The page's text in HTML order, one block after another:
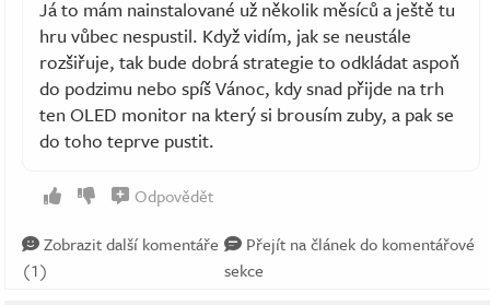
Já to mám nainstalované už několik měsíců a ještě tu
hru vůbec nespustil. Když vidím, jak se neustále
rozšiřuje, tak bude dobrá strategie to odkládat aspoň
do podzimu nebo spíš Vánoc, kdy snad přijde na trh
ten OLED monitor na který si brousím zuby, a pak se
do toho teprve pustit.
Odpovědět
Zobrazit další komentáře
(1)
Přejít na článek do komentářové
sekce